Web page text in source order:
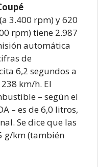
3.400 rpm) y 620
rpm) tiene 2.987
automática
de
6,2 segundos a
km/h. El
– según el
– es de 6,0 litros,
Se dice que las
g/km (también